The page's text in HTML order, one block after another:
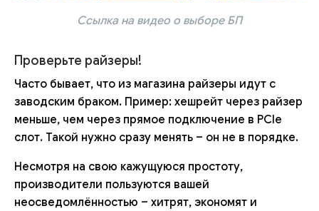
Ссылка на видео о выборе БП
Проверьте райзеры!
Часто бывает, что из магазина райзеры идут с
заводским браком. Пример: хешрейт через райзер
меньше, чем через прямое подключение в PCIe
слот. Такой нужно сразу менять – он не в порядке.
Несмотря на свою кажущуюся простоту,
производители пользуются вашей
неосведомлённостью – хитрят, экономят и